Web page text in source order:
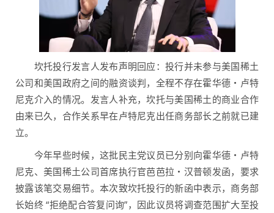
坎托投行发言人发布声明回应：投行并未参与美国稀土
公司和美国政府之间的融资谈判，全程不存在霍华德・卢特
尼克介入的情况。发言人补充，坎托与美国稀土的商业合作
由来已久，合作关系早在卢特尼克出任商务部长之前就已建
立。
今年早些时候，这批民主党议员已分别向霍华德・卢特
尼克、美国稀土公司首席执行官芭芭拉・汉普顿发函，要求
披露该笔交易细节。本次致坎托投行的新函中表示，商务部
长始终 “拒绝配合答复问询”，因此议员将调查范围扩大至投